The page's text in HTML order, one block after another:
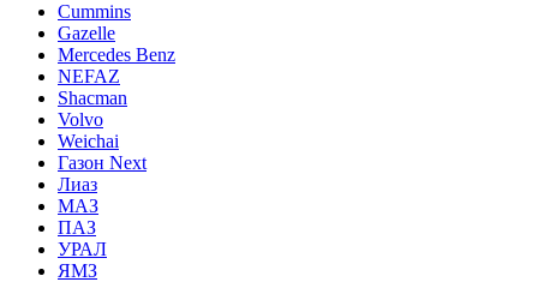
Cummins
Gazelle
Mercedes Benz
NEFAZ
Shacman
Volvo
Weichai
Газон Next
Лиаз
МАЗ
ПАЗ
УРАЛ
ЯМЗ